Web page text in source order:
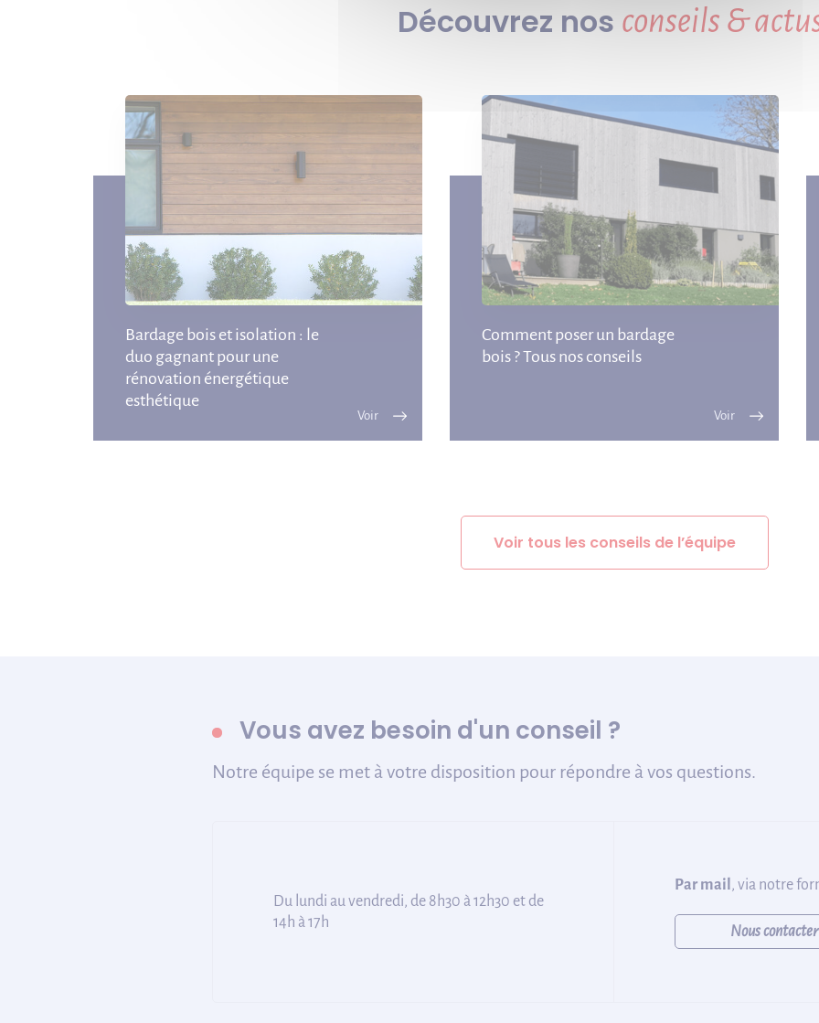
Découvrez nos conseils &
Bardage bois et isolation : le
duo gagnant pour une
rénovation énergétique
esthétique
Comment poser un bardage
bois ? Tous nos conseils
Voir tous les conseils de l’équipe
Vous avez besoin d'un conseil ?
Notre équipe se met à votre disposition pour répondre à vos questions.
Du lundi au vendredi, de 8h30 à 12h30 et de
14h à 17h
Par mail , via notre
Nous contacter